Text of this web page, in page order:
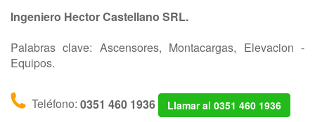
Ingeniero Hector Castellano SRL.
Palabras clave: Ascensores, Montacargas, Elevacion -
Equipos.
Teléfono: 0351 460 1936 Llamar al 0351 460 1936